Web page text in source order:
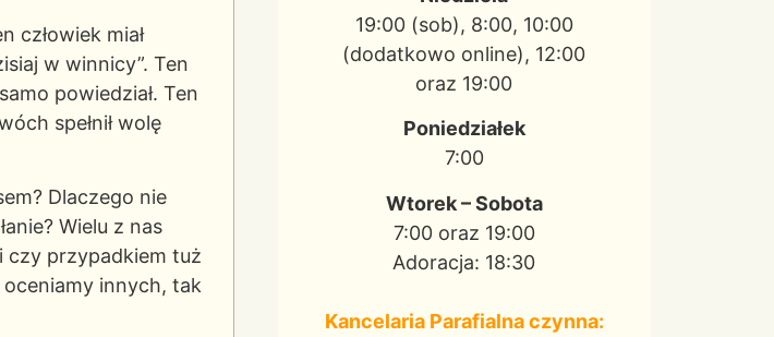
człowiek miał
w winnicy”. Ten
powiedział. Ten
spełnił wolę
Dlaczego nie
Wielu z nas
czy przypadkiem tuż
innych, tak
19:00 (sob), 8:00, 10:00
(dodatkowo online), 12:00
oraz 19:00
Poniedziałek
7:00
Wtorek – Sobota
7:00 oraz 19:00
Adoracja: 18:30
Kancelaria Parafialna czynna: